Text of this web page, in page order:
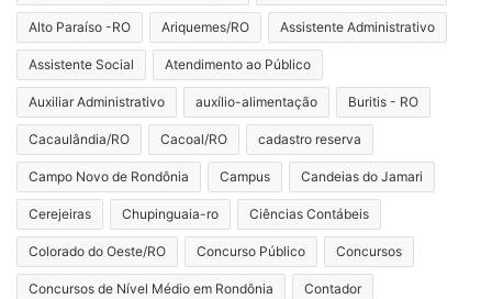
Alto Paraíso -RO Ariquemes/RO Assistente Administrativo
Assistente Social Atendimento ao Público
Auxiliar Administrativo auxílio-alimentação Buritis - RO
Cacaulândia/RO Cacoal/RO cadastro reserva
Campo Novo de Rondônia Campus Candeias do Jamari
Cerejeiras Chupinguaia-ro Ciências Contábeis
Colorado do Oeste/RO Concurso Público Concursos
Concursos de Nível Médio em Rondônia Contador